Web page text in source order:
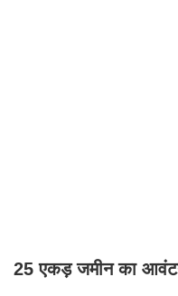
25 एकड़ जमीन का आवंटन